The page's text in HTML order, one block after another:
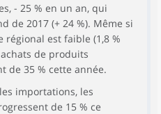
- 25 % en un an, qui
de 2017 (+ 24 %). Même si
régional est faible (1,8 %
de produits
de 35 % cette année.
importations, les
de 15 % ce